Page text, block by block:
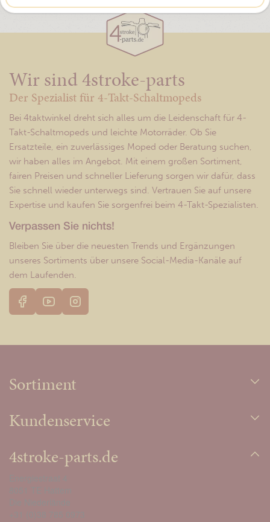
Wir sind 4stroke-parts
Der Spezialist für 4-Takt-Schaltmopeds
Bei 4taktwinkel dreht sich alles um die Leidenschaft für 4-
Takt-Schaltmopeds und leichte Motorräder. Ob Sie
Ersatzteile, ein zuverlässiges Moped oder Beratung suchen,
wir haben alles im Angebot. Mit einem großen Sortiment,
fairen Preisen und schneller Lieferung sorgen wir dafür, dass
Sie schnell wieder unterwegs sind. Vertrauen Sie auf unsere
Expertise und kaufen Sie sorgenfrei beim 4-Takt-Spezialisten.
Verpassen Sie nichts!
Bleiben Sie über die neuesten Trends und Ergänzungen
unseres Sortiments über unsere Social-Media-Kanäle auf
dem Laufenden.
Sortiment
Kundenservice
4stroke-parts.de